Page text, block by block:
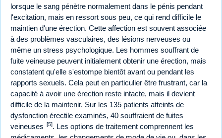
lorsque le sang pénètre normalement dans le pénis pendant
l'excitation, mais en ressort sous peu, ce qui rend difficile le
maintien d'une érection. Cette affection est souvent associée
à des problèmes vasculaires, des lésions nerveuses ou
même un stress psychologique. Les hommes souffrant de
fuite veineuse peuvent initialement obtenir une érection, mais
constatent qu'elle s'estompe bientôt avant ou pendant les
rapports sexuels. Cela peut en particulier être frustrant, car la
capacité à avoir une érection reste intacte, mais il devient
difficile de la maintenir. Sur les 135 patients atteints de
dysfonction érectile examinés, 40 souffraient de fuites
veineuses [5]. Les options de traitement comprennent les